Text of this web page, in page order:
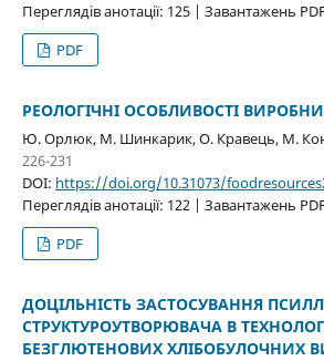
Переглядів анотації: 125 | Завантажень
PDF
РЕОЛОГІЧНІ ОСОБЛИВОСТІ
Ю. Орлюк, М. Шинкарик, О. Кравець, М.
226-231
DOI: https://doi.org/10.31073/
Переглядів анотації: 122 | Завантажень
PDF
ДОЦІЛЬНІСТЬ ЗАСТОСУВАННЯ
СТРУКТУРОУТВОРЮВАЧА В
БЕЗГЛЮТЕНОВИХ ХЛІБОБУЛОЧНИХ